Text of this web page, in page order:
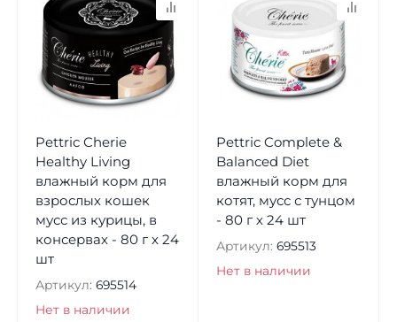
Pettric Cherie
Healthy Living
влажный корм для
взрослых кошек
мусс из курицы, в
консервах - 80 г х 24
шт
Артикул: 695514
Нет в наличии
Pettric Complete &
Balanced Diet
влажный корм для
котят, мусс с тунцом
- 80 г х 24 шт
Артикул: 695513
Нет в наличии